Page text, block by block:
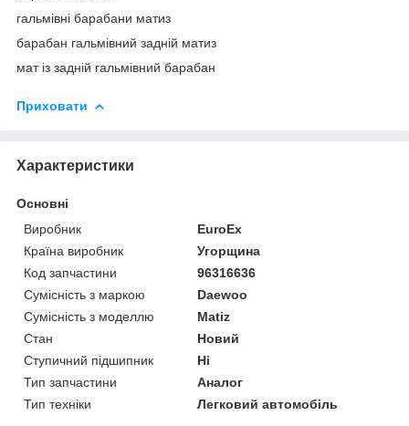
гальмівні барабани матиз
барабан гальмівний задній матиз
мат із задній гальмівний барабан
Приховати
Характеристики
Основні
Виробник
EuroEx
Країна виробник
Угорщина
Код запчастини
96316636
Сумісність з маркою
Daewoo
Сумісність з моделлю
Matiz
Стан
Новий
Ступичний підшипник
Ні
Тип запчастини
Аналог
Тип техніки
Легковий автомобіль